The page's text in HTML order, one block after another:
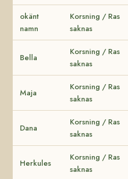
okänt
namn
Korsning / Ras
saknas
Bella
Korsning / Ras
saknas
Maja
Korsning / Ras
saknas
Dana
Korsning / Ras
saknas
Herkules
Korsning / Ras
saknas